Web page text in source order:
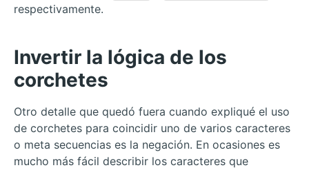
respectivamente.
Invertir la lógica de los
corchetes
Otro detalle que quedó fuera cuando expliqué el uso
de corchetes para coincidir uno de varios caracteres
o meta secuencias es la negación. En ocasiones es
mucho más fácil describir los caracteres que